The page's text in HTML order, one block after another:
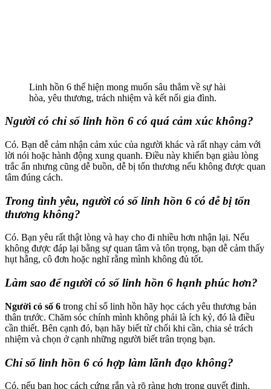
Linh hồn 6 thể hiện mong muốn sâu thẳm về sự hài
hòa, yêu thương, trách nhiệm và kết nối gia đình.
Người có chỉ số linh hồn 6 có quá cảm xúc không?
Có. Bạn dễ cảm nhận cảm xúc của người khác và rất nhạy cảm với
lời nói hoặc hành động xung quanh. Điều này khiến bạn giàu lòng
trắc ẩn nhưng cũng dễ buồn, dễ bị tổn thương nếu không được quan
tâm đúng cách.
Trong tình yêu, người có số linh hồn 6 có dễ bị tổn
thương không?
Có. Bạn yêu rất thật lòng và hay cho đi nhiều hơn nhận lại. Nếu
không được đáp lại bằng sự quan tâm và tôn trọng, bạn dễ cảm thấy
hụt hẫng, cô đơn hoặc nghĩ rằng mình không đủ tốt.
Làm sao để người có số linh hồn 6 hạnh phúc hơn?
Người có số 6 trong chỉ số linh hồn hãy học cách yêu thương bản
thân trước. Chăm sóc chính mình không phải là ích kỷ, đó là điều
cần thiết. Bên cạnh đó, bạn hãy biết từ chối khi cần, chia sẻ trách
nhiệm và chọn ở cạnh những người biết trân trọng bạn.
Chỉ số linh hồn 6 có hợp làm lãnh đạo không?
Có, nếu bạn học cách cứng rắn và rõ ràng hơn trong quyết định.